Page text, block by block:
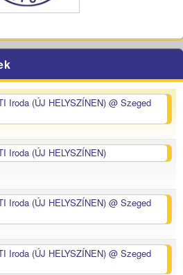
Iroda (ÚJ HELYSZÍNEN) @ Szeged
Iroda (ÚJ HELYSZÍNEN)
Iroda (ÚJ HELYSZÍNEN) @ Szeged
Iroda (ÚJ HELYSZÍNEN) @ Szeged